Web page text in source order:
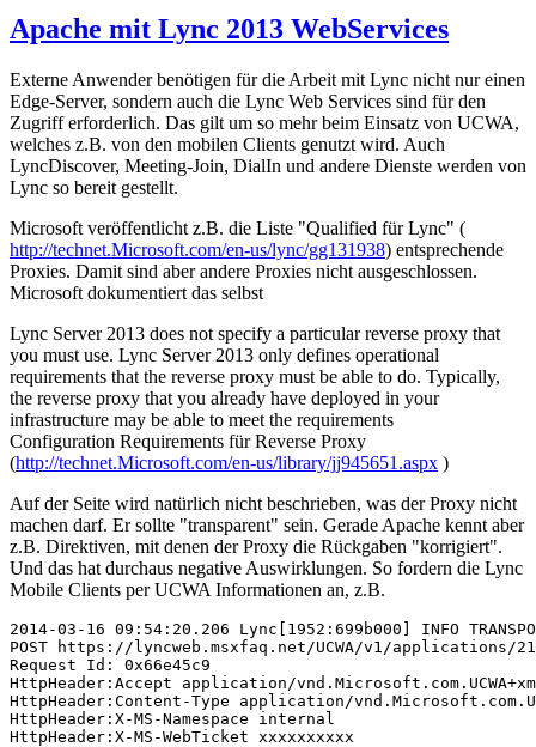
Apache mit Lync 2013 WebServices
Externe Anwender benötigen für die Arbeit mit Lync nicht nur einen
Edge-Server, sondern auch die Lync Web Services sind für den
Zugriff erforderlich. Das gilt um so mehr beim Einsatz von UCWA,
welches z.B. von den mobilen Clients genutzt wird. Auch
LyncDiscover, Meeting-Join, DialIn und andere Dienste werden von
Lync so bereit gestellt.
Microsoft veröffentlicht z.B. die Liste "Qualified für Lync" (
http://technet.Microsoft.com/en-us/lync/gg131938) entsprechende
Proxies. Damit sind aber andere Proxies nicht ausgeschlossen.
Microsoft dokumentiert das selbst
Lync Server 2013 does not specify a particular reverse proxy that
you must use. Lync Server 2013 only defines operational
requirements that the reverse proxy must be able to do. Typically,
the reverse proxy that you already have deployed in your
infrastructure may be able to meet the requirements
Configuration Requirements für Reverse Proxy
(http://technet.Microsoft.com/en-us/library/jj945651.aspx )
Auf der Seite wird natürlich nicht beschrieben, was der Proxy nicht
machen darf. Er sollte "transparent" sein. Gerade Apache kennt aber
z.B. Direktiven, mit denen der Proxy die Rückgaben "korrigiert".
Und das hat durchaus negative Auswirklungen. So fordern die Lync
Mobile Clients per UCWA Informationen an, z.B.
2014-03-16 09:54:20.206 Lync[1952:699b000] INFO
POST https://lyncweb.msxfaq.net/UCWA/v1/applications/
Request Id: 0x66e45c9
HttpHeader:Accept application/
HttpHeader:Content-Type application/
HttpHeader:X-MS-Namespace internal
HttpHeader:X-MS-WebTicket xxxxxxxxxx